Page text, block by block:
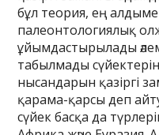
бұл теория, ең
палеонтологиялық
ұйымдастырылады
табылмады
нысандарын қазіргі
қарама-қарсы деп
сүйек басқа да